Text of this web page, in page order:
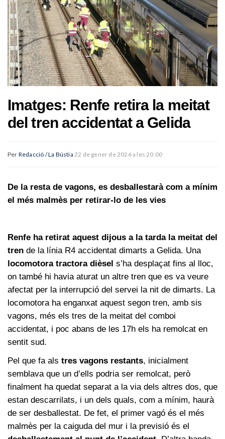
Imatges: Renfe retira la meitat
del tren accidentat a Gelida
Per Redacció / La Bústia 22 de gener de 2026 a les 20:00
De la resta de vagons, es desballestarà com a mínim
el més malmès per retirar-lo de les vies
Renfe ha retirat aquest dijous a la tarda la meitat del
tren de la línia R4 accidentat dimarts a Gelida. Una
locomotora tractora dièsel s’ha desplaçat fins al lloc,
on també hi havia aturat un altre tren que es va veure
afectat per la interrupció del servei la nit de dimarts. La
locomotora ha enganxat aquest segon tren, amb sis
vagons, més els tres de la meitat del comboi
accidentat, i poc abans de les 17h els ha remolcat en
sentit sud.
Pel que fa als tres vagons restants, inicialment
semblava que un d’ells podria ser remolcat, però
finalment ha quedat separat a la via dels altres dos, que
estan descarrilats, i un dels quals, com a mínim, haurà
de ser desballestat. De fet, el primer vagó és el més
malmès per la caiguda del mur i la previsió és el